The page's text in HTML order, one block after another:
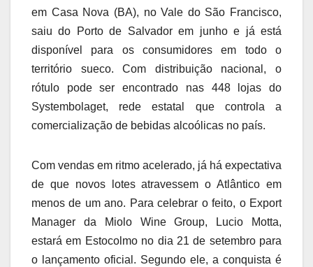
em Casa Nova (BA), no Vale do São Francisco,
saiu do Porto de Salvador em junho e já está
disponível para os consumidores em todo o
território sueco. Com distribuição nacional, o
rótulo pode ser encontrado nas 448 lojas do
Systembolaget, rede estatal que controla a
comercialização de bebidas alcoólicas no país.
Com vendas em ritmo acelerado, já há expectativa
de que novos lotes atravessem o Atlântico em
menos de um ano. Para celebrar o feito, o Export
Manager da Miolo Wine Group, Lucio Motta,
estará em Estocolmo no dia 21 de setembro para
o lançamento oficial. Segundo ele, a conquista é